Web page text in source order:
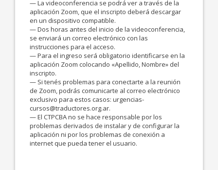
— La videoconferencia se podrá ver a través de la
aplicación Zoom, que el inscripto deberá descargar
en un dispositivo compatible.
— Dos horas antes del inicio de la videoconferencia,
se enviará un correo electrónico con las
instrucciones para el acceso.
— Para el ingreso será obligatorio identificarse en la
aplicación Zoom colocando «Apellido, Nombre» del
inscripto.
— Si tenés problemas para conectarte a la reunión
de Zoom, podrás comunicarte al correo electrónico
exclusivo para estos casos: urgencias-
cursos@traductores.org.ar.
— El CTPCBA no se hace responsable por los
problemas derivados de instalar y de configurar la
aplicación ni por los problemas de conexión a
internet que pueda tener el usuario.